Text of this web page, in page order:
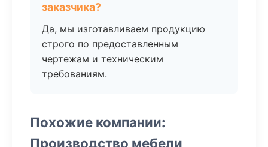
заказчика?
Да, мы изготавливаем продукцию
строго по предоставленным
чертежам и техническим
требованиям.
Похожие компании:
Производство мебели